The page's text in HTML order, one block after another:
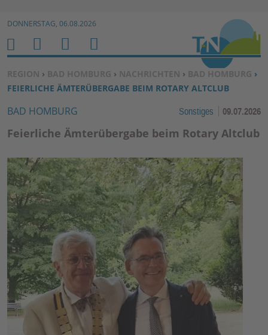
Zum Inhalt springen ↓
DONNERSTAG, 06.08.2026
SIE BEFINDEN SICH HIER:
REGION › BAD HOMBURG › NACHRICHTEN › BAD HOMBURG ›
FEIERLICHE ÄMTERÜBERGABE BEIM ROTARY ALTCLUB
BAD HOMBURG Sonstiges 09.07.2026
Feierliche Ämterübergabe beim Rotary Altclub
H
O
M
E
M
E
N
U
S
U
C
H
E
N
B
E
N
Z
R
F
U
N
K
TI
O
N
E
N